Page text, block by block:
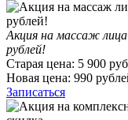
Акция на массаж лица
рублей!
Старая цена: 5 900
Новая цена: 990
Записаться